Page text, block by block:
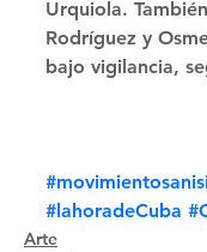
Urquiola.
Rodríguez y
bajo vigilancia,
#lahoradeCuba
Arte